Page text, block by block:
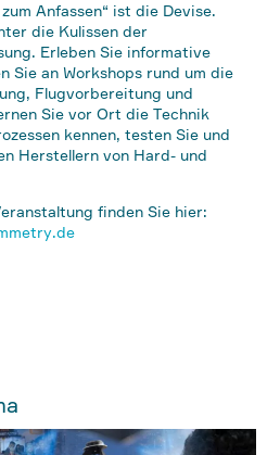
Anfassen“ ist die Devise.
die Kulissen der
Erleben Sie informative
Sie an Workshops rund um die
Flugvorbereitung und
Sie vor Ort die Technik
kennen, testen Sie und
Herstellern von Hard- und
finden Sie hier: